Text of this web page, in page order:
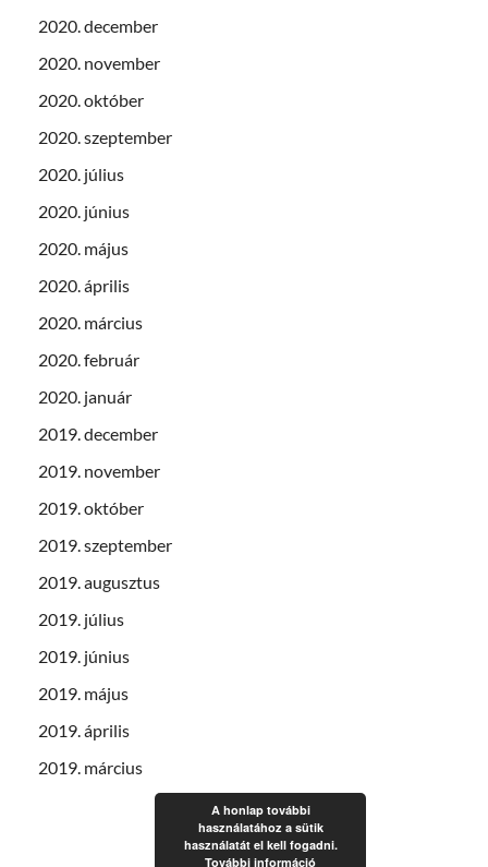
2020. december
2020. november
2020. október
2020. szeptember
2020. július
2020. június
2020. május
2020. április
2020. március
2020. február
2020. január
2019. december
2019. november
2019. október
2019. szeptember
2019. augusztus
2019. július
2019. június
2019. május
2019. április
2019. március
A honlap további
használatához a sütik
használatát el kell fogadni.
További információ